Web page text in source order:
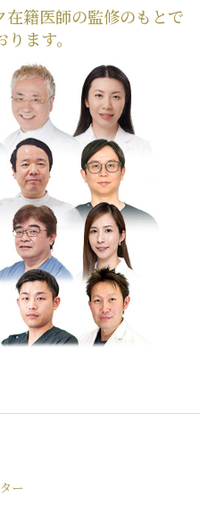
籍医師の監修のもとで
ます。
ー